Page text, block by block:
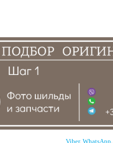
Viber, WhatsApp,